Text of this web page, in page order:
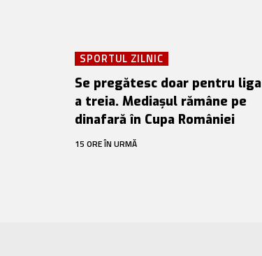
SPORTUL ZILNIC
Se pregătesc doar pentru liga
a treia. Mediașul rămâne pe
dinafară în Cupa României
15 ORE ÎN URMĂ